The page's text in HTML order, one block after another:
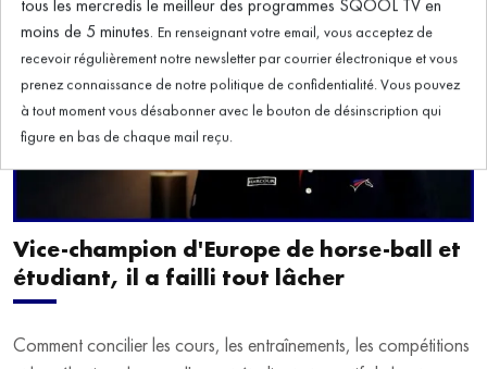
Vice-champion d'Europe de horse-ball et
étudiant, il a failli tout lâcher
Comment concilier les cours, les entraînements, les compétitions